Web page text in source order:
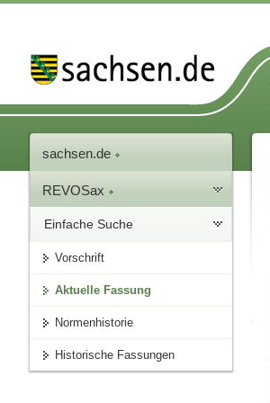
sachsen.de
REVOSax
Einfache Suche
Vorschrift
Aktuelle Fassung
Normenhistorie
Historische Fassungen